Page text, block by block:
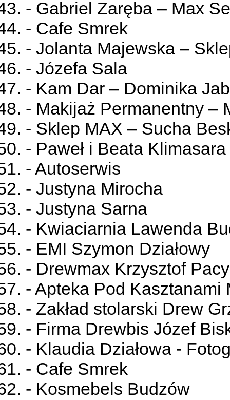
- Gabriel Zaręba – Max
- Cafe Smrek
- Jolanta Majewska –
- Józefa Sala
- Kam Dar – Dominika
- Makijaż Permanentny –
- Sklep MAX – Sucha
- Paweł i Beata Klimasara
- Autoserwis
- Justyna Mirocha
- Justyna Sarna
- Kwiaciarnia Lawenda
- EMI Szymon Działowy
- Drewmax Krzysztof
- Apteka Pod Kasztanami
- Zakład stolarski Drew
- Firma Drewbis Józef
- Klaudia Działowa -
- Cafe Smrek
- Kosmebels Budzów